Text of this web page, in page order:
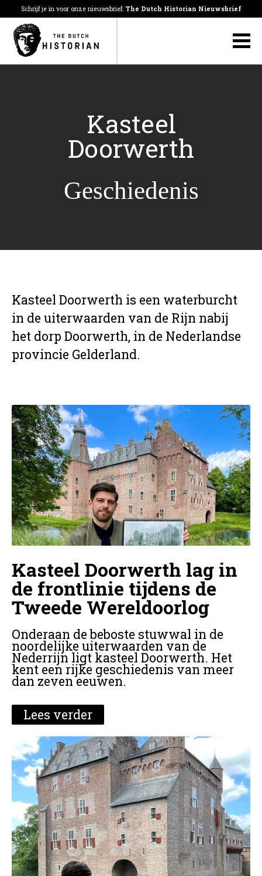
Schrijf je in voor onze nieuwsbrief: The Dutch Historian Nieuwsbrief
Kasteel
Doorwerth
Geschiedenis
Kasteel Doorwerth is een waterburcht
in de uiterwaarden van de Rijn nabij
het dorp Doorwerth, in de Nederlandse
provincie Gelderland.
Kasteel Doorwerth lag in
de frontlinie tijdens de
Tweede Wereldoorlog
Onderaan de beboste stuwwal in de
noordelijke uiterwaarden van de
Nederrijn ligt kasteel Doorwerth. Het
kent een rijke geschiedenis van meer
dan zeven eeuwen.
Lees verder